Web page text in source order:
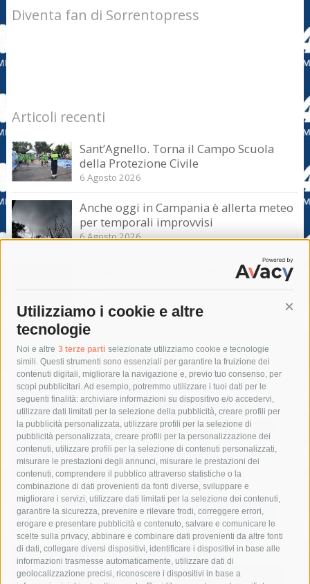
Utilizziamo i cookie e altre
tecnologie
Noi e altre 3 terze parti selezionate utilizziamo cookie e tecnologie
simili. Questi strumenti sono essenziali per garantire la fruizione dei
contenuti digitali, migliorare la navigazione e, previo tuo consenso, per
scopi pubblicitari. Ad esempio, potremmo utilizzare i tuoi dati per le
seguenti finalità: archiviare informazioni su dispositivo e/o accedervi,
utilizzare dati limitati per la selezione della pubblicità, creare profili per
la pubblicità personalizzata, utilizzare profili per la selezione di
pubblicità personalizzata, creare profili per la personalizzazione dei
contenuti, utilizzare profili per la selezione di contenuti personalizzati,
misurare le prestazioni degli annunci, misurare le prestazioni dei
contenuti, comprendere il pubblico attraverso statistiche o la
combinazione di dati provenienti da fonti diverse, sviluppare e
migliorare i servizi, utilizzare dati limitati per la selezione dei contenuti,
garantire la sicurezza, prevenire e rilevare frodi, correggere errori,
erogare e presentare pubblicità e contenuto, salvare e comunicare le
scelte sulla privacy, abbinare e combinare dati provenienti da altre fonti
di dati, collegare diversi dispositivi, identificare i dispositivi in base alle
informazioni trasmesse automaticamente, utilizzare dati di
geolocalizzazione precisi, riconoscere i dispositivi in base a
Diventa fan di Sorrentopress
Articoli recenti
Sant’Agnello. Torna il Campo Scuola
della Protezione Civile
6 Agosto 2026
Anche oggi in Campania è allerta meteo
per temporali improvvisi
6 Agosto 2026
Domani e sabato interrotta la linea Eav
Tag
acqua allerta meteo
anas
area marina protetta di punta campanella
arresto
Asl Napoli 3 sud
capitaneria di porto capri
carabinieri
castellammare di stabia
circumvesuviana
comune di sorrento
concerto
contagi
costiera amalfitana
covid-19 eav
elezioni
fondazione sorrento
gori guardia costiera
incidente
lavori
lorenzo balducelli mare
massa lubrense
massimo coppola
Meta napoli
ordinanza
penisola sorrentina
piano di sorrento polizia municipale